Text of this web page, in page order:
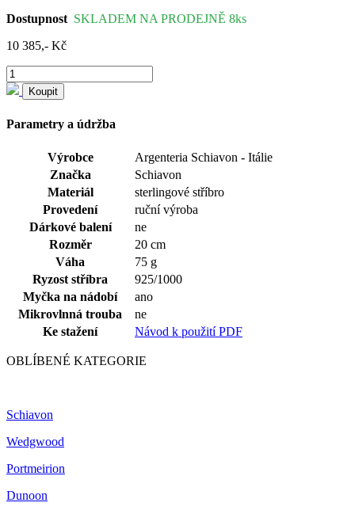
Dostupnost SKLADEM NA PRODEJNĚ 8ks
10 385,- Kč
Koupit
Parametry a údržba
Výrobce
Argenteria Schiavon - Itálie
Značka
Schiavon
Materiál
sterlingové stříbro
Provedení
ruční výroba
Dárkové balení
ne
Rozměr
20 cm
Váha
75 g
Ryzost stříbra
925/1000
Myčka na nádobí
ano
Mikrovlnná trouba
ne
Ke stažení
Návod k použití PDF
OBLÍBENÉ KATEGORIE
Schiavon
Wedgwood
Portmeirion
Dunoon